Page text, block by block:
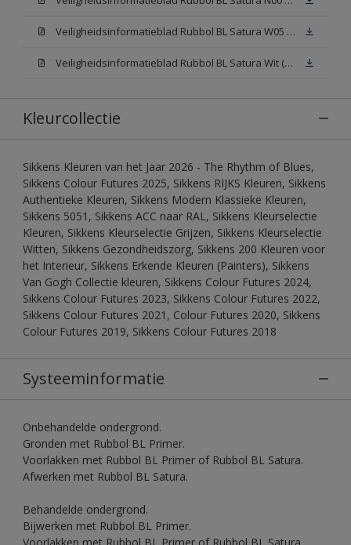
Veiligheidsinformatieblad Rubbol BL Satura W05 (MSDS)
Veiligheidsinformatieblad Rubbol BL Satura Wit (MSDS)
Kleurcollectie
Sikkens Kleuren van het Jaar 2026 - The Rhythm of Blues,
Sikkens Colour Futures 2025, Sikkens RIJKS Kleuren, Sikkens
Authentieke Kleuren, Sikkens Modern Klassieke Kleuren,
Sikkens 5051, Sikkens ACC naar RAL, Sikkens Kleurselectie
Kleuren, Sikkens Kleurselectie Grijzen, Sikkens Kleurselectie
Witten, Sikkens Gezondheidszorg, Sikkens 200 Kleuren voor
het Interieur, Sikkens Erkende Kleuren (Painters), Sikkens
Van Gogh Collectie kleuren, Sikkens Colour Futures 2024,
Sikkens Colour Futures 2023, Sikkens Colour Futures 2022,
Sikkens Colour Futures 2021, Colour Futures 2020, Sikkens
Colour Futures 2019, Sikkens Colour Futures 2018
Systeeminformatie
Onbehandelde ondergrond.
Gronden met Rubbol BL Primer.
Voorlakken met Rubbol BL Primer of Rubbol BL Satura.
Afwerken met Rubbol BL Satura.
Behandelde ondergrond.
Bijwerken met Rubbol BL Primer.